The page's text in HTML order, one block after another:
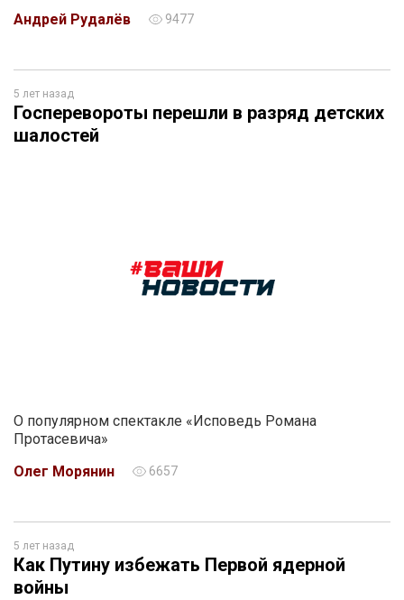
Андрей Рудалёв
9477
5 лет назад
Госперевороты перешли в разряд детских
шалостей
О популярном спектакле «Исповедь Романа
Протасевича»
Олег Морянин
6657
5 лет назад
Как Путину избежать Первой ядерной
войны